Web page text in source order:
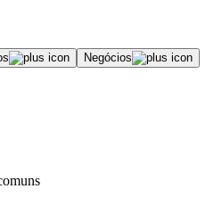
Negócios